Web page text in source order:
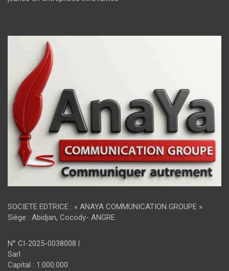
SOCIETE EDTRICE : « ANAYA COMMUNICATION GROUPE »
Siège : Abidjan, Cocody- ANGRE
N° CI-2025-0038008 l
Sarl
Capital : 1.000.000